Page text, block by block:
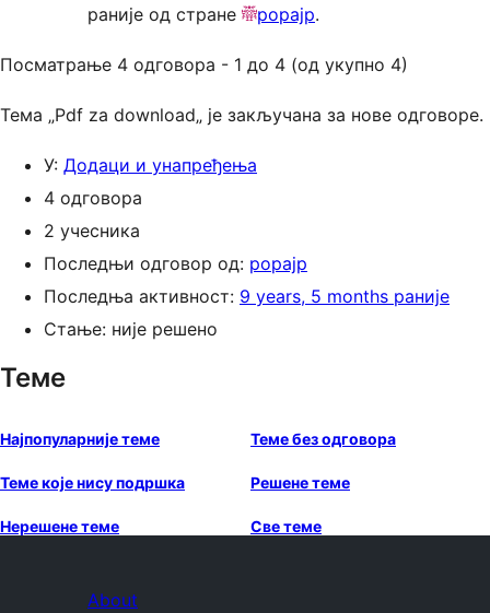
раније од стране
popajp.
Посматрање 4 одговора - 1 до 4 (од укупно 4)
Тема „Pdf za download„ је закључана за нове одговоре.
У: Додаци и унапређења
4 одговора
2 учесника
Последњи одговор од: popajp
Последња активност: 9 years, 5 months раније
Стање: није решено
Теме
Најпопуларније теме Теме без одговора
Теме које нису подршка Решене теме
Нерешене теме Све теме
About